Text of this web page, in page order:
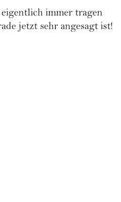
immer tragen
jetzt sehr angesagt ist!